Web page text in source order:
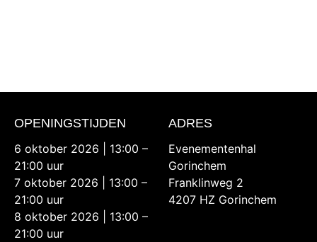
OPENINGSTIJDEN
6 oktober 2026 | 13:00 –
21:00 uur
7 oktober 2026 | 13:00 –
21:00 uur
8 oktober 2026 | 13:00 –
21:00 uur
ADRES
Evenementenhal
Gorinchem
Franklinweg 2
4207 HZ Gorinchem